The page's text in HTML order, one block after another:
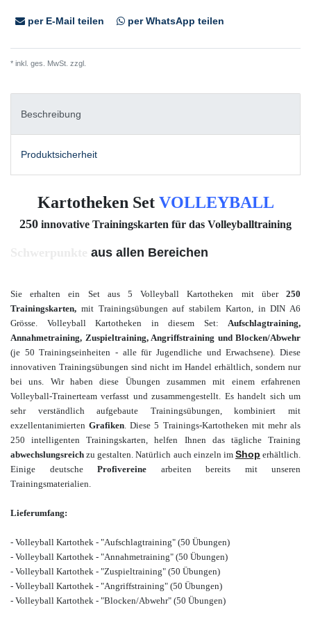
per E-Mail teilen per WhatsApp teilen
* inkl. ges. MwSt. zzgl.
Beschreibung
Produktsicherheit
Kartotheken Set VOLLEYBALL
250 innovative Trainingskarten für das Volleyballtraining
aus allen Bereichen
Sie erhalten ein Set aus 5 Volleyball Kartotheken mit über 250
Trainingskarten, mit Trainingsübungen auf stabilem Karton, in DIN A6
Grösse. Volleyball Kartotheken in diesem Set: Aufschlagtraining,
Annahmetraining, Zuspieltraining, Angriffstraining und Blocken/Abwehr
(je 50 Trainingseinheiten - alle für Jugendliche und Erwachsene). Diese
innovativen Trainingsübungen sind nicht im Handel erhältlich, sondern nur
bei uns. Wir haben diese Übungen zusammen mit einem erfahrenen
Volleyball-Trainerteam verfasst und zusammengestellt. Es handelt sich um
sehr verständlich aufgebaute Trainingsübungen, kombiniert mit
exzellentanimiertenGrafiken. Diese 5 Trainings-Kartotheken mit mehr als
250 intelligenten Trainingskarten, helfen Ihnen das tägliche Training
abwechslungsreich zu gestalten. Natürlich auch einzeln im Shop erhältlich.
Einige deutscheProfivereine arbeiten bereits mit unseren
Trainingsmaterialien.
Lieferumfang:
- Volleyball Kartothek - "Aufschlagtraining" (50 Übungen)
- Volleyball Kartothek - "Annahmetraining" (50 Übungen)
- Volleyball Kartothek - "Zuspieltraining" (50 Übungen)
- Volleyball Kartothek - "Angriffstraining" (50 Übungen)
- Volleyball Kartothek - "Blocken/Abwehr" (50 Übungen)